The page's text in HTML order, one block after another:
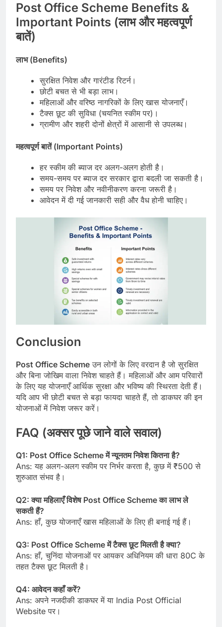
Post Office Scheme Benefits &
Important Points (लाभ और महत्वपूर्ण
बातें)
लाभ (Benefits)
सुरक्षित निवेश और गारंटीड रिटर्न।
छोटी बचत से भी बड़ा लाभ।
महिलाओं और वरिष्ठ नागरिकों के लिए खास योजनाएँ।
टैक्स छूट की सुविधा (चयनित स्कीम पर)।
ग्रामीण और शहरी दोनों क्षेत्रों में आसानी से उपलब्ध।
महत्वपूर्ण बातें (Important Points)
हर स्कीम की ब्याज दर अलग-अलग होती है।
समय-समय पर ब्याज दर सरकार द्वारा बदली जा सकती है।
समय पर निवेश और नवीनीकरण करना जरूरी है।
आवेदन में दी गई जानकारी सही और वैध होनी चाहिए।
Conclusion
Post Office Scheme उन लोगों के लिए वरदान है जो सुरक्षित
और बिना जोखिम वाला निवेश चाहते हैं। महिलाओं और आम परिवारों
के लिए यह योजनाएँ आर्थिक सुरक्षा और भविष्य की स्थिरता देती हैं।
यदि आप भी छोटी बचत से बड़ा फायदा चाहते हैं, तो डाकघर की इन
योजनाओं में निवेश जरूर करें।
FAQ (अक्सर पूछे जाने वाले सवाल)
Q1: Post Office Scheme में न्यूनतम निवेश कितना है?
Ans: यह अलग-अलग स्कीम पर निर्भर करता है, कुछ में ₹500 से
शुरुआत संभव है।
Q2: क्या महिलाएँ विशेष Post Office Scheme का लाभ ले
सकती हैं?
Ans: हाँ, कुछ योजनाएँ खास महिलाओं के लिए ही बनाई गई हैं।
Q3: Post Office Scheme में टैक्स छूट मिलती है क्या?
Ans: हाँ, चुनिंदा योजनाओं पर आयकर अधिनियम की धारा 80C के
तहत टैक्स छूट मिलती है।
Q4: आवेदन कहाँ करें?
Ans: अपने नजदीकी डाकघर में या India Post Official
Website पर।